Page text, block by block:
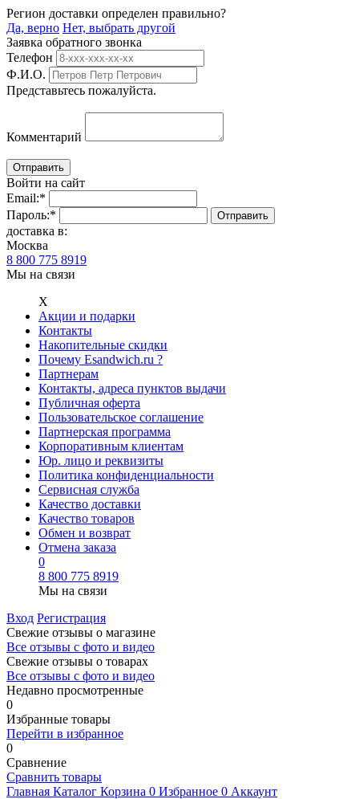
Регион доставки определен правильно?
Да, верно Нет, выбрать другой
Заявка обратного звонка
Телефон
Ф.И.О.
Представьтесь пожалуйста.
Комментарий
Войти на сайт
Email:*
Пароль:*
доставка в:
Москва
8 800 775 8919
Мы на связи
Х
Акции и подарки
Контакты
Накопительные скидки
Почему Esandwich.ru ?
Партнерам
Контакты, адреса пунктов выдачи
Публичная оферта
Пользовательское соглашение
Партнерская программа
Корпоративным клиентам
Юр. лицо и реквизиты
Политика конфиденциальности
Сервисная служба
Качество доставки
Качество товаров
Обмен и возврат
Отмена заказа
0
8 800 775 8919
Мы на связи
Вход Регистрация
Свежие отзывы о магазине
Все отзывы с фото и видео
Свежие отзывы о товарах
Все отзывы c фото и видео
Недавно просмотренные
0
Избранные товары
Перейти в избранное
0
Сравнение
Сравнить товары
Главная Каталог Корзина 0 Избранное 0 Аккаунт